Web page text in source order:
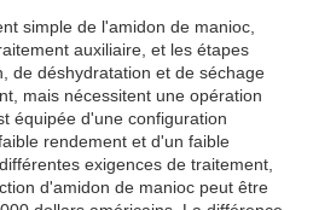
simple de l'amidon de manioc,
auxiliaire, et les étapes
de déshydratation et de séchage
mais nécessitent une opération
équipée d'une configuration
rendement et d'un faible
exigences de traitement,
d'amidon de manioc peut être